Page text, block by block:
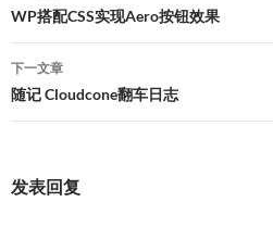
章
导
航
WP搭配CSS实现Aero按钮效果
下一文章
随记 Cloudcone翻车日志
发表回复